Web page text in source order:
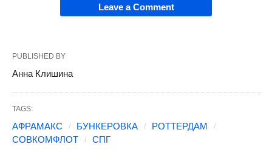
Leave a Comment
PUBLISHED BY
Анна Клишина
TAGS:
АФРАМАКС БУНКЕРОВКА
РОТТЕРДАМ
СОВКОМФЛОТ
СПГ